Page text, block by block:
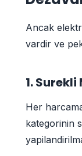
Ancak
vardir ve
1.
Her
kategorinin